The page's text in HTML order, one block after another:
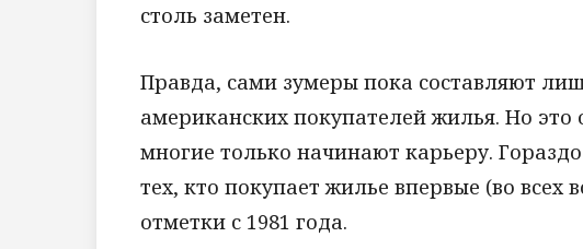
столь заметен.
Правда, сами зумеры пока составляют
американских покупателей жилья. Но это
многие только начинают карьеру.
тех, кто покупает жилье впервые (во всех
отметки с 1981 года.